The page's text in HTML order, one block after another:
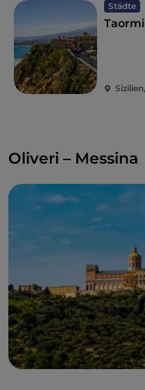
Städte
Oliveri – Messina